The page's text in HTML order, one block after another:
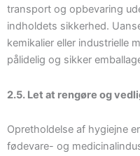
transport og opbevaring
indholdets sikkerhed.
kemikalier eller industrielle
pålidelig og sikker
2.5. Let at rengøre og
Opretholdelse af hygiejne
fødevare- og